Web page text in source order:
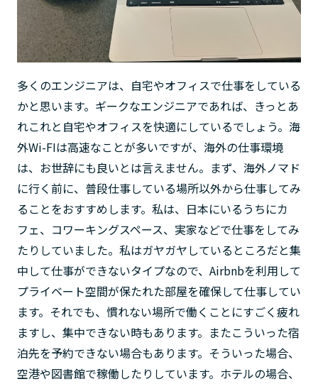
多くのエンジニアは、自宅やオフィスで仕事をしている
かと思います。ギークなエンジニアであれば、きっとあ
れこれと自宅やオフィスを快適にしているでしょう。海
外Wi-FIは高速なことが多いですが、海外の仕事環境
は、お世辞にも良いとは言えません。まず、海外ノマド
に行く前に、普段仕事している場所以外から仕事してみ
ることをおすすめします。私は、日本にいるうちにカ
フェ、コワーキングスペース、実家などで仕事をしてみ
たりしていました。私はガヤガヤしているところだと集
中して仕事ができないタイプなので、Airbnbを利用して
プライベート空間が保たれた部屋を確保して仕事してい
ます。それでも、慣れない場所で働くことにすごく疲れ
ますし、集中できない時もあります。またこういった宿
泊先を予約できない場合もあります。そういった場合、
空港や図書館で稼働したりしています。ホテルの場合、